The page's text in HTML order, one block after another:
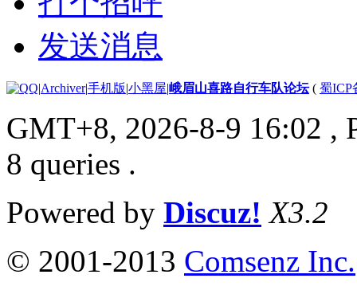
发送消息
|Archiver|手机版|小黑屋|峨眉山喜路自行车队论坛( 蜀ICP
GMT+8, 2026-8-9 16:02 ,
8 queries .
Powered by Discuz! X3.2
© 2001-2013 Comsenz Inc.